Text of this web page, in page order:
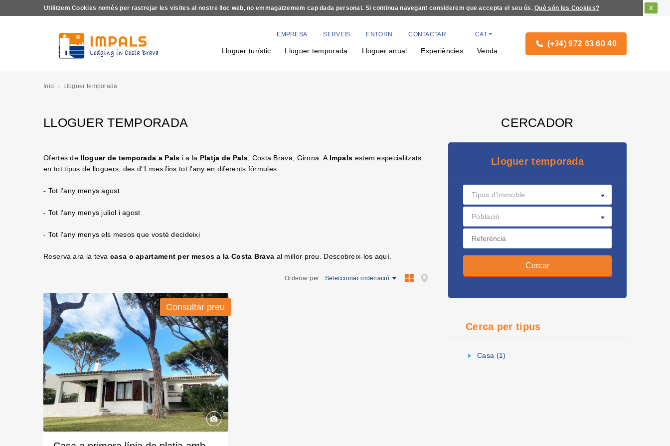
Utilitzem Cookies només per rastrejar les visites al nostre lloc web, no emmagatzemem cap dada personal. Si continua navegant considerem que accepta el seu ús. X
Què són les Cookies?
(+34) 972 63 60 40
CAT
EMPRESA SERVEIS ENTORN CONTACTAR
Lloguer turístic Lloguer temporada Lloguer anual Experiències Venda
Inici Lloguer temporada
LLOGUER TEMPORADA
Ofertes de lloguer de temporada a Pals i a la Platja de Pals , Costa Brava, Girona. A Impals estem especialitzats
en tot tipus de lloguers, des d'1 mes fins tot l'any en diferents fórmules:
- Tot l'any menys agost
- Tot l'any menys juliol i agost
- Tot l'any menys els mesos que vostè decideixi
Reserva ara la teva casa o apartament per mesos a la Costa Brava al millor preu. Descobreix-los aquí.
Ordenar per: Seleccionar ordenació
Consultar preu
CERCADOR
Lloguer temporada
Tipus d'immoble
Població
Cerca per tipus
Casa (1)